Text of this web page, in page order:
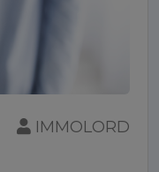
IMMOLORD